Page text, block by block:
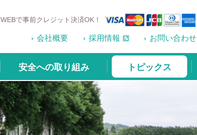
WEBで事前クレジット決済OK！
お問い合わせ
採用情報
会社概要
安全への取り組み トピックス